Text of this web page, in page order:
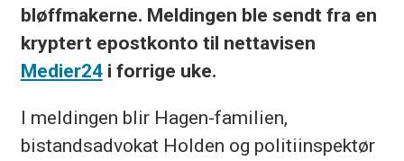
bløffmakerne. Meldingen ble sendt fra en
kryptert epostkonto til nettavisen
Medier24i forrige uke.
I meldingen blir Hagen-familien,
bistandsadvokat Holden og politiinspektør